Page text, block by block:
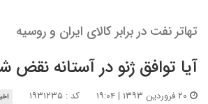
تهاتر نفت در برابر کالای ایران و روسیه
آیا توافق ژنو در آستانه نقض
کد : ۱۹۳۱۲۳۵